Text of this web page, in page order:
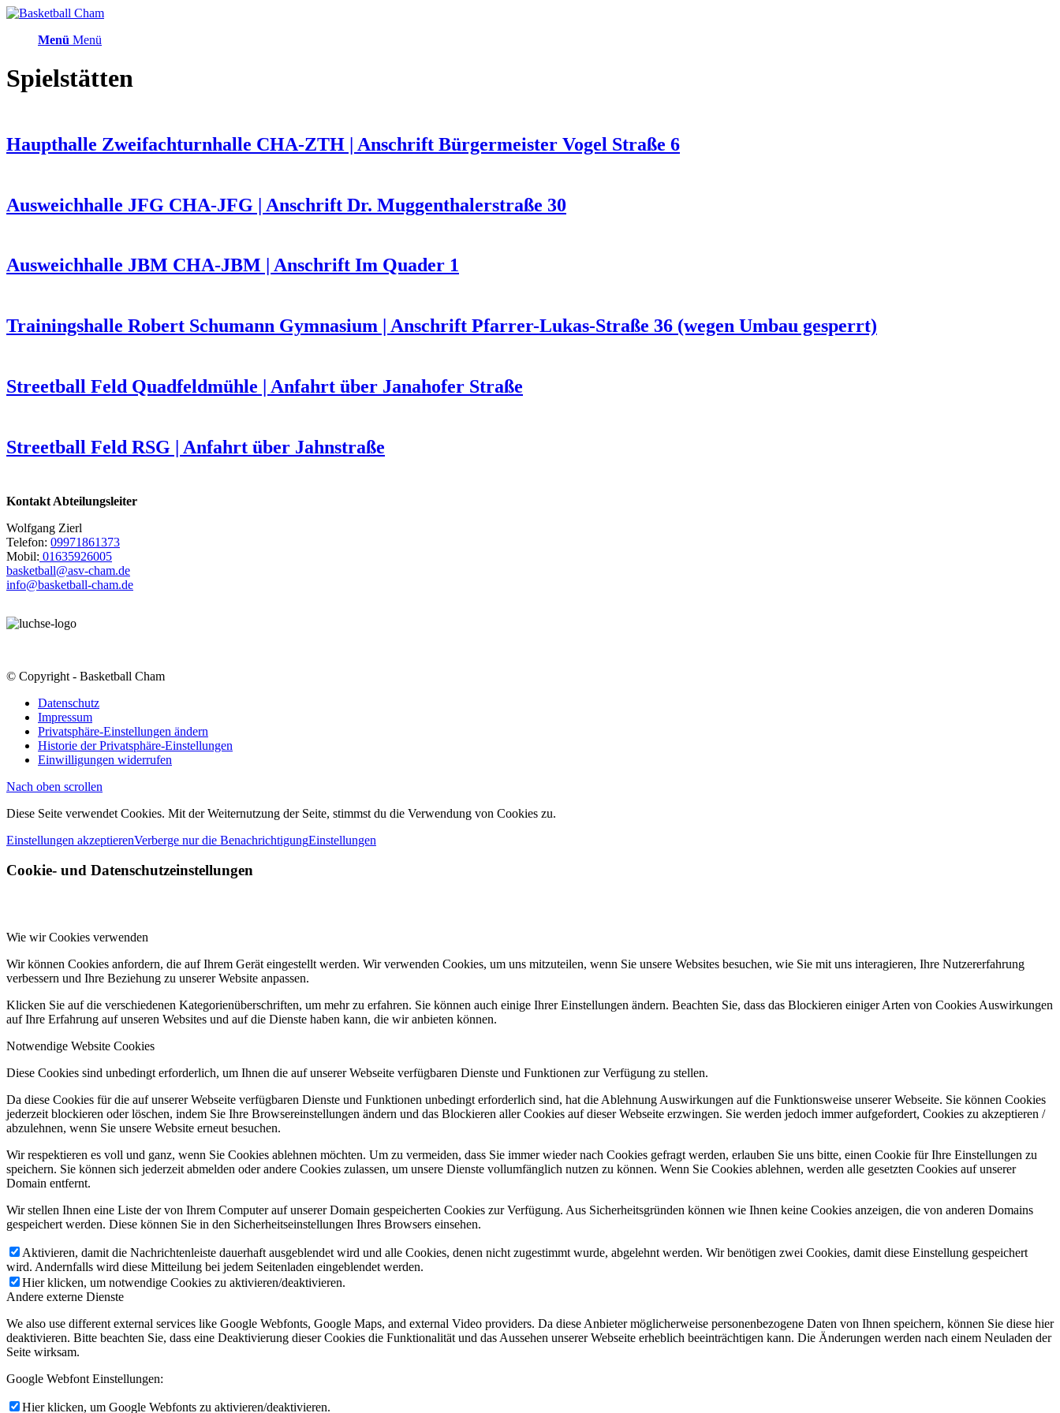
Menü Menü
Spielstätten
Haupthalle Zweifachturnhalle CHA-ZTH | Anschrift Bürgermeister Vogel Straße 6
Ausweichhalle JFG CHA-JFG | Anschrift Dr. Muggenthalerstraße 30
Ausweichhalle JBM CHA-JBM | Anschrift Im Quader 1
Trainingshalle Robert Schumann Gymnasium | Anschrift Pfarrer-Lukas-Straße 36 (wegen Umbau gesperrt)
Streetball Feld Quadfeldmühle | Anfahrt über Janahofer Straße
Streetball Feld RSG | Anfahrt über Jahnstraße
Kontakt Abteilungsleiter
Wolfgang Zierl
Telefon: 09971861373
Mobil: 01635926005
basketball@asv-cham.de
info@basketball-cham.de
© Copyright - Basketball Cham
Datenschutz
Impressum
Privatsphäre-Einstellungen ändern
Historie der Privatsphäre-Einstellungen
Einwilligungen widerrufen
Nach oben scrollen
Diese Seite verwendet Cookies. Mit der Weiternutzung der Seite, stimmst du die Verwendung von Cookies zu.
Einstellungen akzeptierenVerberge nur die BenachrichtigungEinstellungen
Cookie- und Datenschutzeinstellungen
Wie wir Cookies verwenden
Wir können Cookies anfordern, die auf Ihrem Gerät eingestellt werden. Wir verwenden Cookies, um uns mitzuteilen, wenn Sie unsere Websites besuchen, wie Sie mit uns interagieren, Ihre Nutzererfahrung
verbessern und Ihre Beziehung zu unserer Website anpassen.
Klicken Sie auf die verschiedenen Kategorienüberschriften, um mehr zu erfahren. Sie können auch einige Ihrer Einstellungen ändern. Beachten Sie, dass das Blockieren einiger Arten von Cookies Auswirkungen
auf Ihre Erfahrung auf unseren Websites und auf die Dienste haben kann, die wir anbieten können.
Notwendige Website Cookies
Diese Cookies sind unbedingt erforderlich, um Ihnen die auf unserer Webseite verfügbaren Dienste und Funktionen zur Verfügung zu stellen.
Da diese Cookies für die auf unserer Webseite verfügbaren Dienste und Funktionen unbedingt erforderlich sind, hat die Ablehnung Auswirkungen auf die Funktionsweise unserer Webseite. Sie können Cookies
jederzeit blockieren oder löschen, indem Sie Ihre Browsereinstellungen ändern und das Blockieren aller Cookies auf dieser Webseite erzwingen. Sie werden jedoch immer aufgefordert, Cookies zu akzeptieren /
abzulehnen, wenn Sie unsere Website erneut besuchen.
Wir respektieren es voll und ganz, wenn Sie Cookies ablehnen möchten. Um zu vermeiden, dass Sie immer wieder nach Cookies gefragt werden, erlauben Sie uns bitte, einen Cookie für Ihre Einstellungen zu
speichern. Sie können sich jederzeit abmelden oder andere Cookies zulassen, um unsere Dienste vollumfänglich nutzen zu können. Wenn Sie Cookies ablehnen, werden alle gesetzten Cookies auf unserer
Domain entfernt.
Wir stellen Ihnen eine Liste der von Ihrem Computer auf unserer Domain gespeicherten Cookies zur Verfügung. Aus Sicherheitsgründen können wie Ihnen keine Cookies anzeigen, die von anderen Domains
gespeichert werden. Diese können Sie in den Sicherheitseinstellungen Ihres Browsers einsehen.
Aktivieren, damit die Nachrichtenleiste dauerhaft ausgeblendet wird und alle Cookies, denen nicht zugestimmt wurde, abgelehnt werden. Wir benötigen zwei Cookies, damit diese Einstellung gespeichert
wird. Andernfalls wird diese Mitteilung bei jedem Seitenladen eingeblendet werden.
Hier klicken, um notwendige Cookies zu aktivieren/deaktivieren.
Andere externe Dienste
We also use different external services like Google Webfonts, Google Maps, and external Video providers. Da diese Anbieter möglicherweise personenbezogene Daten von Ihnen speichern, können Sie diese hier
deaktivieren. Bitte beachten Sie, dass eine Deaktivierung dieser Cookies die Funktionalität und das Aussehen unserer Webseite erheblich beeinträchtigen kann. Die Änderungen werden nach einem Neuladen der
Seite wirksam.
Google Webfont Einstellungen:
Hier klicken, um Google Webfonts zu aktivieren/deaktivieren.